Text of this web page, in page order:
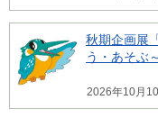
秋期企画展
う・あそぶ～
2026年10月